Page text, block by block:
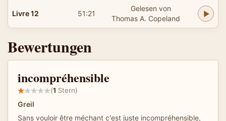
Livre 12 51:21
Gelesen von
Thomas A. Copeland
Bewertungen
incompréhensible
(1 Stern)
Greil
Sans vouloir être méchant c'est juste incompréhensible,